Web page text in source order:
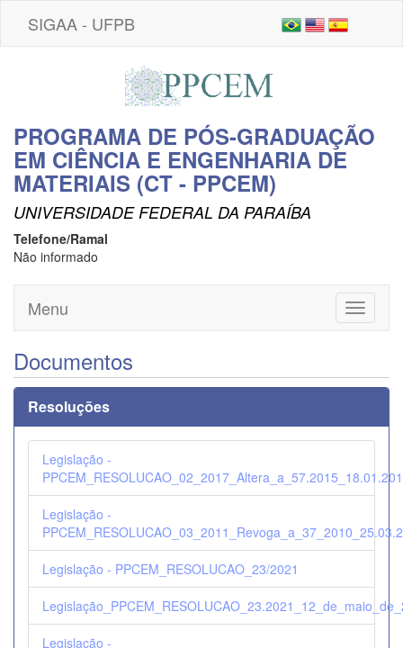
SIGAA - UFPB
PROGRAMA DE PÓS-GRADUAÇÃO
EM CIÊNCIA E ENGENHARIA DE
MATERIAIS (CT - PPCEM)
UNIVERSIDADE FEDERAL DA PARAÍBA
Telefone/Ramal
Não informado
Toggle
Menu
Documentos
Resoluções
Legislação -
Legislação -
Legislação - PPCEM_RESOLUCAO_23/2021
Legislação -